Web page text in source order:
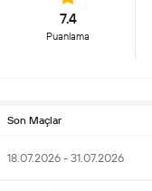
7.4
Puanlama
Son Maçlar
18.07.2026 - 31.07.2026